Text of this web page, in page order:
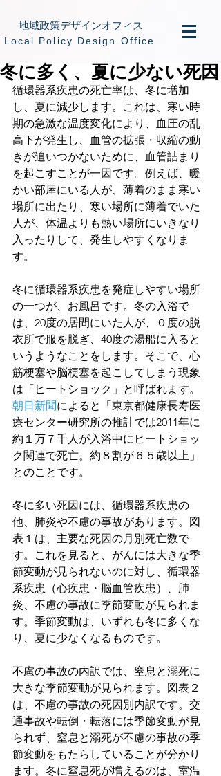
地域政策デザインオフィス
​Local Policy Design Office
冬に多く、夏に少ない死因
循環器系疾患の死亡率は、冬に増加
し、夏に減少します。これは、寒い時
期の急激な温度変化により、血圧の乱
高下が発生し、血管の拡張・収縮の動
きが追いつかないために、血管詰まり
を起こすことが一因です。例えば、暖
かい部屋にいる人が、薄着のまま寒い
場所に出たり、寒い場所に薄着でいた
人が、体温よりも熱い場所にいきなり
入ったりして、発生しやすくなりま
す。
冬に循環器系疾患を発症しやすい場所
の一つが、お風呂です。冬の入浴で
は、20度の居間にいた人が、０度の脱
衣所で服を脱ぎ、40度の湯船に入ると
いうようなことをします。そこで、心
筋梗塞や脳梗塞を起こしてしまう現象
は「ヒートショック」と呼ばれます。
朝日新聞によると「東京都健康長寿医
療センター研究所の推計では2011年に
約１万７千人が入浴中にヒートショッ
ク関連で死亡。約８割が６５歳以上」
とのことです。
冬に多い死因には、循環器系疾患の
他、肺炎や不慮の事故があります。図
表１は、主要な死因の月別死亡数で
す。これを見ると、がんには大きな季
節変動が見られないのに対し、循環器
系疾患（心疾患・脳血管疾患）、肺
炎、不慮の事故に季節変動が見られま
す。季節変動は、いずれも冬に多くな
り、夏に少なくなるものです。
不慮の事故の内訳では、窒息と溺死に
大きな季節変動が見られます。図表２
は、不慮の事故の死因別内訳です。交
通事故や転倒・転落には季節変動が見
られず、窒息と溺死が不慮の事故の季
節変動をもたらしていることが分かり
ます。冬に窒息死が増えるのは、室温